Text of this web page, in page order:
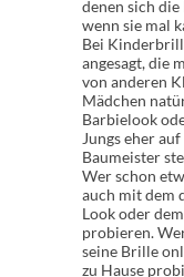
denen sich
wenn sie mal
Bei
angesagt, die
von anderen
Mädchen
Barbielook
Jungs eher
Baumeister
Wer schon
auch mit dem
Look oder
probieren.
seine Brille
zu Hause